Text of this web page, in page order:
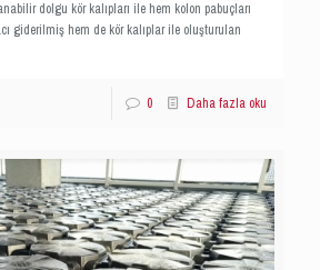
dolgu kör kalıpları ile hem kolon pabuçları
giderilmiş hem de kör kalıplar ile oluşturulan
0 Daha fazla oku